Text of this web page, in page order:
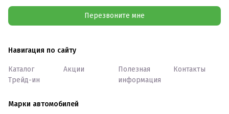
Перезвоните мне
Навигация по сайту
Каталог
Трейд-ин
Акции
Полезная
информация
Контакты
Марки автомобилей